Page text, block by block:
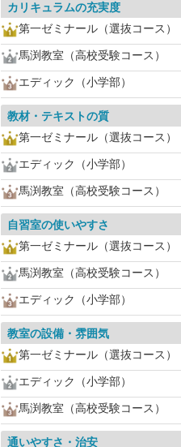
カリキュラムの充実度
第一ゼミナール（選抜コース）
馬渕教室（高校受験コース）
エディック（小学部）
教材・テキストの質
第一ゼミナール（選抜コース）
エディック（小学部）
馬渕教室（高校受験コース）
自習室の使いやすさ
第一ゼミナール（選抜コース）
馬渕教室（高校受験コース）
エディック（小学部）
教室の設備・雰囲気
第一ゼミナール（選抜コース）
エディック（小学部）
馬渕教室（高校受験コース）
通いやすさ・治安